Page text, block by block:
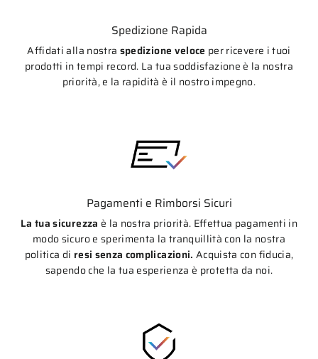
Spedizione Rapida
Affidati alla nostra spedizione veloce per ricevere i tuoi
prodotti in tempi record. La tua soddisfazione è la nostra
priorità, e la rapidità è il nostro impegno.
Pagamenti e Rimborsi Sicuri
La tua sicurezza è la nostra priorità. Effettua pagamenti in
modo sicuro e sperimenta la tranquillità con la nostra
politica di resi senza complicazioni. Acquista con fiducia,
sapendo che la tua esperienza è protetta da noi.